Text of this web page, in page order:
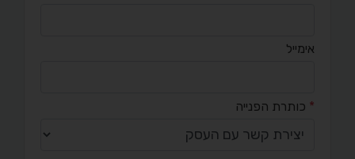
אימייל
* כותרת הפנייה